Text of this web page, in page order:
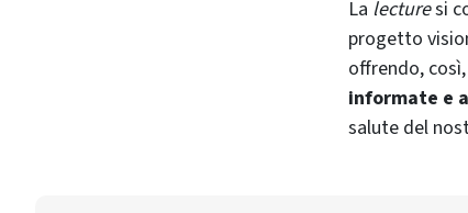
La lecturesi
progetto
offrendo, così,
informate e
salute del